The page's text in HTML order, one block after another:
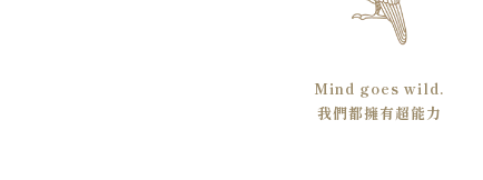
Mind goes wild.
我們都擁有超能力